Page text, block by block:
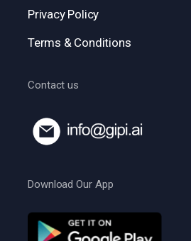
Privacy Policy
Terms & Conditions
Contact us
Download Our App